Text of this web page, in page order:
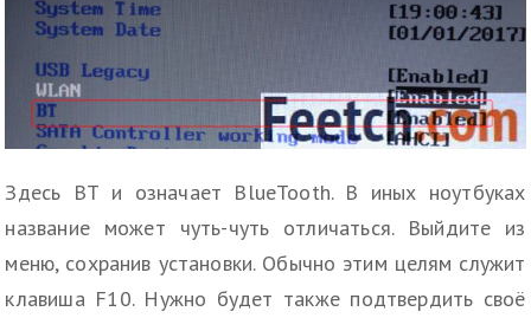
Здесь ВТ и означает BlueTooth. В иных ноутбуках
название может чуть-чуть отличаться. Выйдите из
меню, сохранив установки. Обычно этим целям служит
клавиша F10. Нужно будет также подтвердить своё